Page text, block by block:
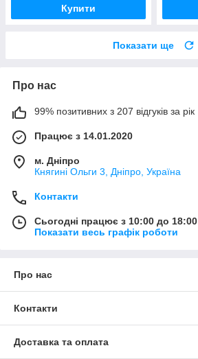
Купити
Показати ще
Про нас
99% позитивних з 207 відгуків за рік
Працює з 14.01.2020
м. Дніпро
Княгині Ольги 3, Дніпро, Україна
Контакти
Сьогодні працює з 10:00 до 18:00
Показати весь графік роботи
Про нас
Контакти
Доставка та оплата